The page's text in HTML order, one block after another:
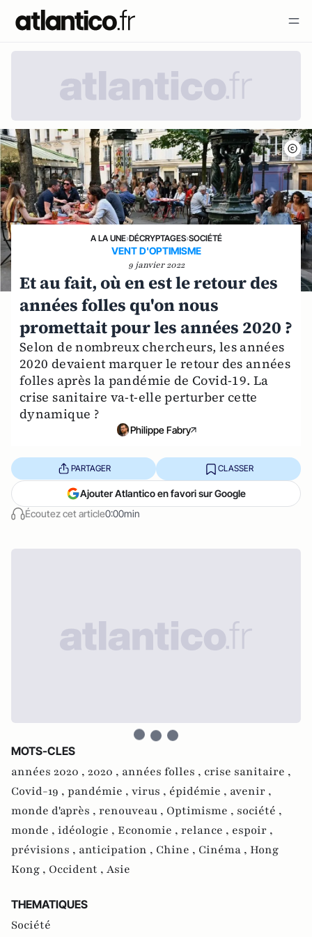
A LA UNE›DÉCRYPTAGES›SOCIÉTÉ
VENT D'OPTIMISME
9 janvier 2022
Et au fait, où en est le retour des
années folles qu'on nous
promettait pour les années 2020 ?
Selon de nombreux chercheurs, les années
2020 devaient marquer le retour des années
folles après la pandémie de Covid-19. La
crise sanitaire va-t-elle perturber cette
dynamique ?
Philippe Fabry
Écoutez cet article0:00min
PARTAGER CLASSER
Ajouter Atlantico en favori sur Google
MOTS-CLES
années 2020 , 2020 , années folles , crise sanitaire ,
Covid-19 , pandémie , virus , épidémie , avenir ,
monde d'après , renouveau , Optimisme , société ,
monde , idéologie , Economie , relance , espoir ,
prévisions , anticipation , Chine , Cinéma , Hong
Kong , Occident , Asie
THEMATIQUES
Société